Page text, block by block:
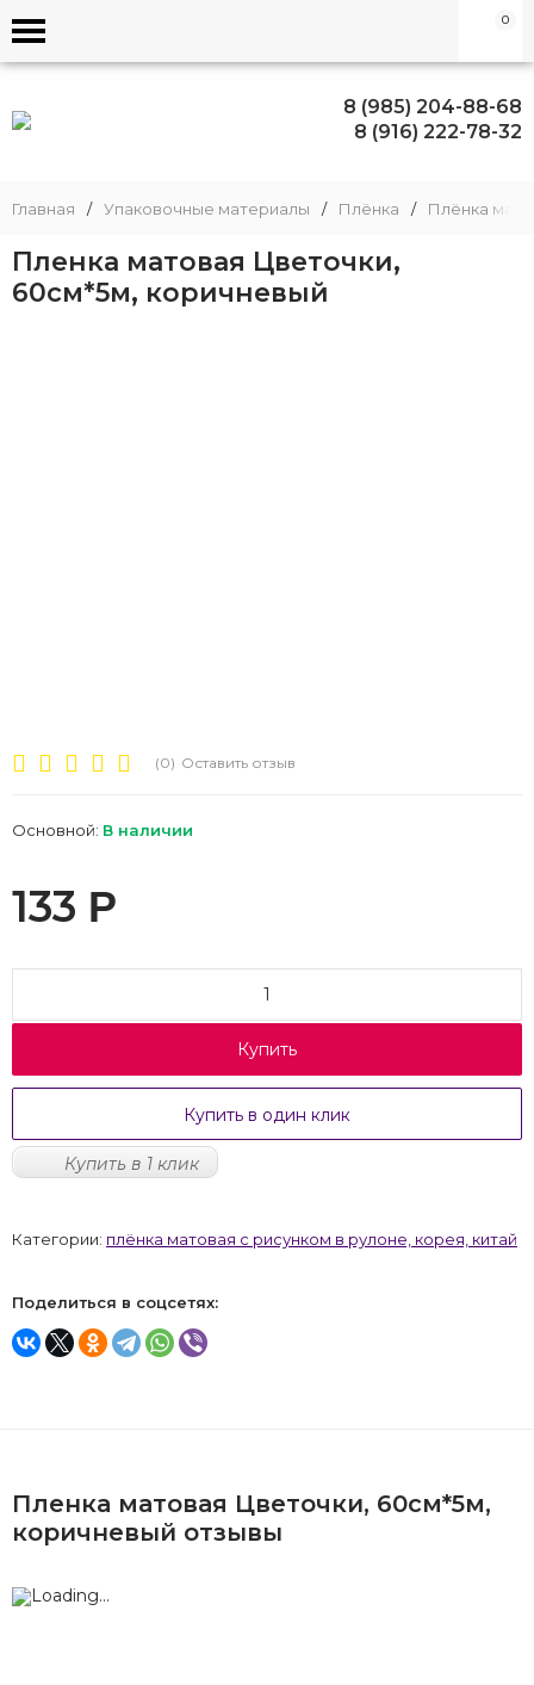
0
8 (985) 204-88-68
8 (916) 222-78-32
Главная / Упаковочные материалы / Плёнка / Плёнка
Пленка матовая Цветочки,
60см*5м, коричневый
(0) Оставить отзыв
Основной: В наличии
133 Р
Купить
Купить в один клик
Купить в 1 клик
Категории: плёнка матовая с рисунком в рулоне, корея, китай
Поделиться в соцсетях:
Пленка матовая Цветочки, 60см*5м,
коричневый отзывы